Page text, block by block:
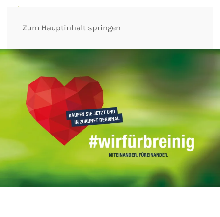
Zum Hauptinhalt springen